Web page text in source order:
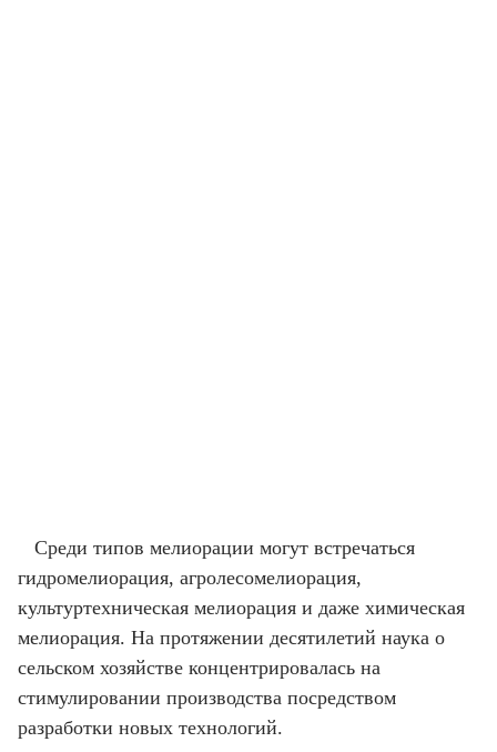
Среди типов мелиорации могут встречаться
гидромелиорация, агролесомелиорация,
культуртехническая мелиорация и даже химическая
мелиорация. На протяжении десятилетий наука о
сельском хозяйстве концентрировалась на
стимулировании производства посредством
разработки новых технологий.